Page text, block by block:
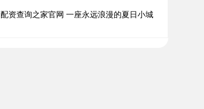
配资查询之家官网 一座永远浪漫的夏日小城